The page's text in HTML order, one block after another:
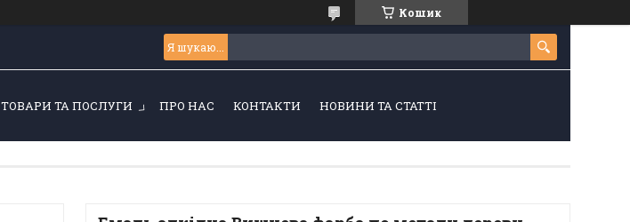
Кошик
ТОВАРИ ТА ПОСЛУГИ ПРО НАС КОНТАКТИ НОВИНИ ТА СТАТТІ